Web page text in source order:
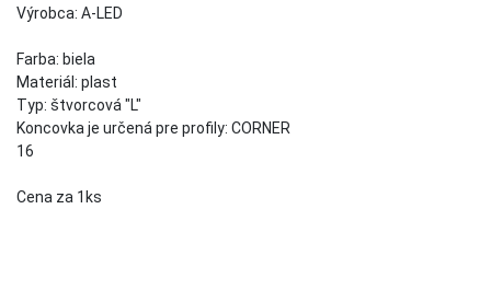
Výrobca: A-LED
Farba: biela
Materiál: plast
Typ: štvorcová "L"
Koncovka je určená pre profily: CORNER
16
Cena za 1ks